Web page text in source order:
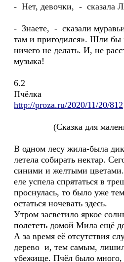
- Нет, девочки, - сказала
- Знаете, - сказали
там и пригодился». Шли бы
ничего не делать. И, не
музыка!
6.2
Пчёлка
http://proza.ru/2020/11/20/812
(Сказка для
В одном лесу жила-была
летела собирать нектар.
синими и желтыми цветами.
еле успела спрятаться в
проснулась, то было уже
остаться ночевать здесь.
Утром засветило яркое
полететь домой Мила ещё
А за время её отсутствия
дерево и, тем самым, лишил
убежище. Пчёл было много,